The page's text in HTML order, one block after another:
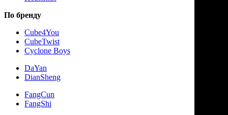
По бренду
Cube4You
CubeTwist
Cyclone Boys
DaYan
DianSheng
FangCun
FangShi